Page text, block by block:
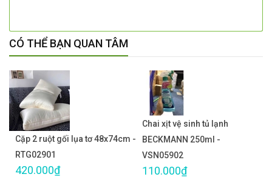
CÓ THỂ BẠN QUAN TÂM
Cặp 2 ruột gối lụa tơ 48x74cm -
RTG02901
420.000₫
Chai xịt vệ sinh tủ lạnh
BECKMANN 250ml -
VSN05902
110.000₫